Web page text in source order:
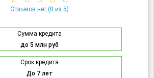
Отзывов нет (0 из 5)
Сумма кредита
до 5 млн руб
Срок кредита
До 7 лет